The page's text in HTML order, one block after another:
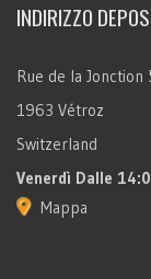
INDIRIZZO
Rue de la Jonction
1963 Vétroz
Switzerland
Venerdì Dalle
Mappa